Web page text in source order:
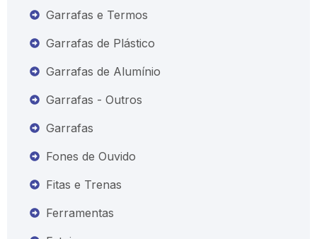
Garrafas e Termos
Garrafas de Plástico
Garrafas de Alumínio
Garrafas - Outros
Garrafas
Fones de Ouvido
Fitas e Trenas
Ferramentas